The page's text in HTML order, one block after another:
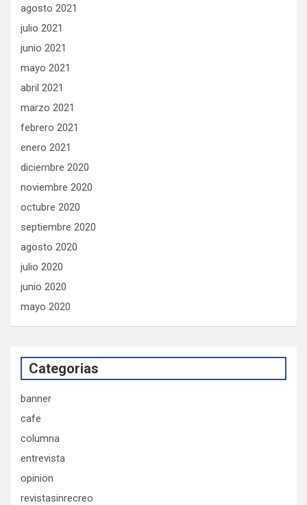
agosto 2021
julio 2021
junio 2021
mayo 2021
abril 2021
marzo 2021
febrero 2021
enero 2021
diciembre 2020
noviembre 2020
octubre 2020
septiembre 2020
agosto 2020
julio 2020
junio 2020
mayo 2020
Categorias
banner
cafe
columna
entrevista
opinion
revistasinrecreo